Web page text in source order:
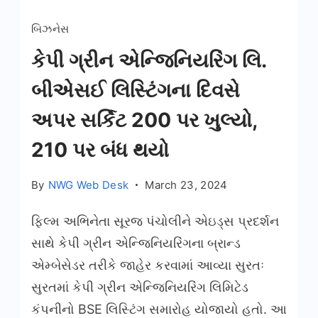
બિઝનેસ
કેપી ગ્રીન એન્જિનિયરિંગ લિ.
બીએસઈ લિસ્ટિંગના દિવસે
અપર સર્કિટ 200 પર ખુલ્યો,
210 પર બંધ થયો
By NWG Web Desk March 23, 2024
ફિલ્મ અભિનેતા સૂરજ પંચોલીને એઇડ્સ પ્રદર્શન
સાથે કેપી ગ્રીન એન્જિનિયરિંગના બ્રાન્ડ
એમ્બેસેડર તરીકે જાહેર કરવામાં આવ્યા સુરતઃ
સુરતમાં કેપી ગ્રીન એન્જિનિયરિંગ લિમિટેડ
કંપનીનો BSE લિસ્ટિંગ સમારોહ યોજાયો હતો. આ